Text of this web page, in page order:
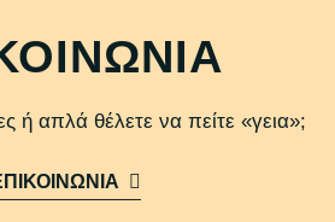
ή απλά θέλετε να πείτε «γεια»;